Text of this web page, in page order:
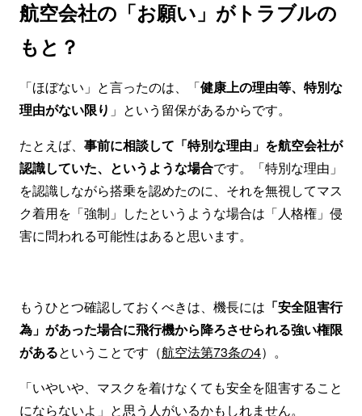
航空会社の「お願い」がトラブルの
もと？
「ほぼない」と言ったのは、「健康上の理由等、特別な
理由がない限り 」という留保があるからです。
たとえば、 事前に相談して「特別な理由」を航空会社が
認識していた、というような場合です。「特別な理由」
を認識しながら搭乗を認めたのに、それを無視してマス
ク着用を「強制」したというような場合は「人格権」侵
害に問われる可能性はあると思います。
もうひとつ確認しておくべきは、機長には 「安全阻害行
為」があった場合に飛行機から降ろさせられる強い権限
があるということです（航空法第73条の4）。
「いやいや、マスクを着けなくても安全を阻害すること
にならないよ」と思う人がいるかもしれません。